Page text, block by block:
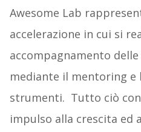
Awesome Lab
accelerazione in cui si
accompagnamento
mediante il mentoring
strumenti. Tutto ciò
impulso alla crescita ed